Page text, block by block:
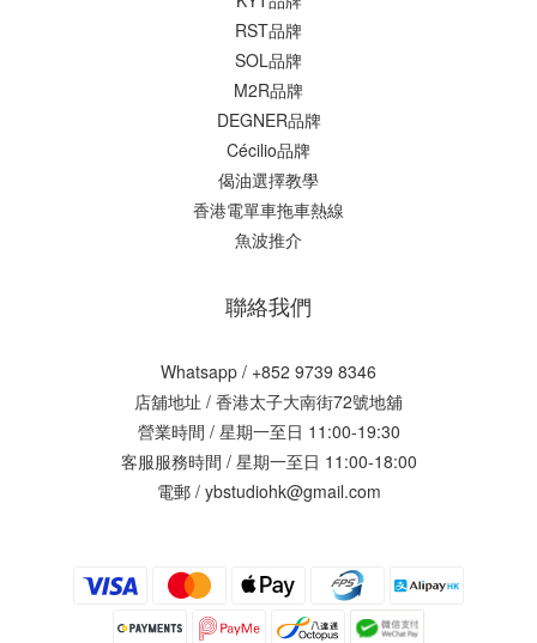
RST品牌
SOL品牌
M2R品牌
DEGNER品牌
Cécilio品牌
偈油選擇教學
香港電單車拖車熱線
魚波推介
聯絡我們
Whatsapp / +852 9739 8346
店舖地址 / 香港太子大南街72號地舖
營業時間 / 星期一至日 11:00-19:30
客服服務時間 / 星期一至日 11:00-18:00
電郵 / ybstudiohk@gmail.com